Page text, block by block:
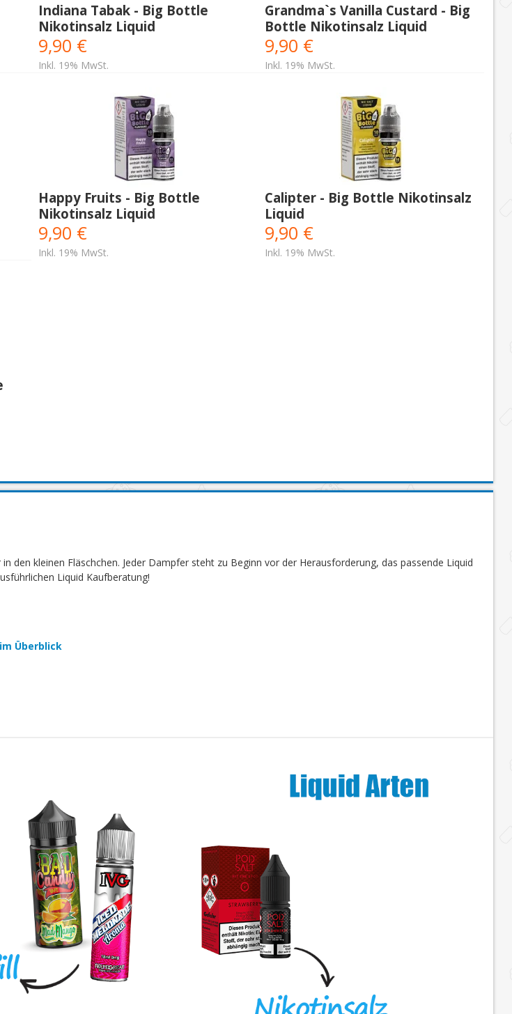
Indiana Tabak - Big Bottle
Nikotinsalz Liquid
9,90 €
Inkl. 19% MwSt.
Grandma`s Vanilla Custard - Big
Bottle Nikotinsalz Liquid
9,90 €
Inkl. 19% MwSt.
Happy Fruits - Big Bottle
Nikotinsalz Liquid
9,90 €
Inkl. 19% MwSt.
Calipter - Big Bottle Nikotinsalz
Liquid
9,90 €
Inkl. 19% MwSt.
den kleinen Fläschchen. Jeder Dampfer steht zu Beginn vor der Herausforderung, das passende Liquid
Liquid Kaufberatung!
Überblick